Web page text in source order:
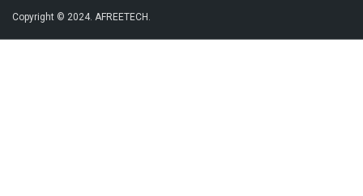
Copyright © 2024. AFREETECH.